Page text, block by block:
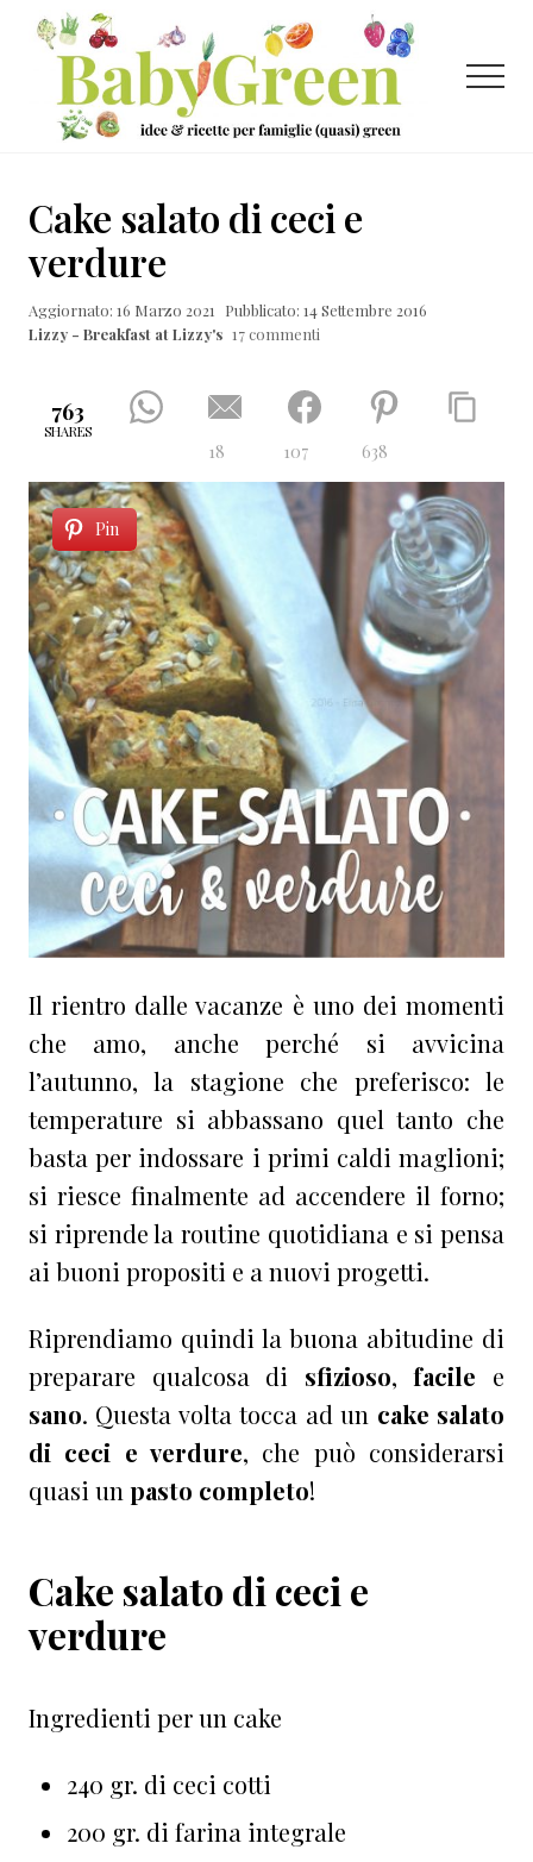
Menu
Passa
contenuto
principale
Passa
laterale
primaria
Passa
ricette
per
famiglie
Menu
Cake salato di ceci e
verdure
Aggiornato: 16 Marzo 2021
Pubblicato: 14 Settembre 2016
Lizzy - Breakfast at Lizzy's 17 commenti
763
SHARES
18 107 638
Pin
Il rientro dalle vacanze è uno dei momenti
che amo, anche perché si avvicina
l’autunno, la stagione che preferisco: le
temperature si abbassano quel tanto che
basta per indossare i primi caldi maglioni;
si riesce finalmente ad accendere il forno;
si riprende la routine quotidiana e si pensa
ai buoni propositi e a nuovi progetti.
Riprendiamo quindi la buona abitudine di
preparare qualcosa di sfizioso,facile e
sano. Questa volta tocca ad un cake salato
di ceci e verdure, che può considerarsi
quasi un pasto completo!
Cake salato di ceci e
verdure
Ingredienti per un cake
240 gr. di ceci cotti
200 gr. di farina integrale